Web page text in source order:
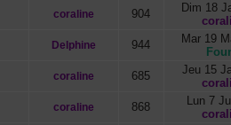
coraline 904
Dim 18
Delphine 944
Mar 19
coraline 685
Jeu 15
coraline 868
Lun 7